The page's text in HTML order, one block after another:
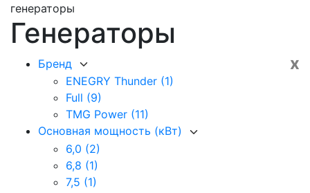
генераторы
Генераторы
x
Бренд
ENEGRY Thunder (1)
Full (9)
TMG Power (11)
Основная мощность (кВт)
6,0 (2)
6,8 (1)
7,5 (1)